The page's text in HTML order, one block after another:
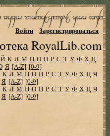
RoyalLib.com
Войти Зарегистрироваться
Й К Л М Н О П Р С Т У Ф Х Ц
Я [A-Z] [0-9]
К Л М Н О П Р С Т У Ф Х Ц Ч
Я [A-Z] [0-9]
К Л М Н О П Р С Т У Ф Х Ц Ч
Я [A-Z] [0-9]